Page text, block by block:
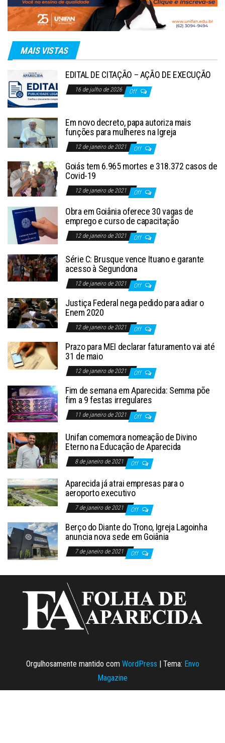
MAIS VISTAS
EDITAL DE CITAÇÃO – AÇÃO DE EXECUÇÃO
16 de julho de 2026 Off
Em novo decreto, papa autoriza mais
funções para mulheres na Igreja
12 de janeiro de 2021 Off
Goiás tem 6.965 mortes e 318.372 casos de
Covid-19
12 de janeiro de 2021 Off
Obra em Goiânia oferece 30 vagas de
emprego e curso de capacitação
12 de janeiro de 2021 Off
Série C: Brusque vence Ituano e garante
acesso à Segundona
12 de janeiro de 2021 Off
Justiça Federal nega pedido para adiar o
Enem 2020
12 de janeiro de 2021 Off
Prazo para MEI declarar faturamento vai até
31 de maio
12 de janeiro de 2021 Off
Fim de semana em Aparecida: Semma põe
fim a 9 festas irregulares
11 de janeiro de 2021 Off
Unifan comemora nomeação de Divino
Eterno na Educação de Aparecida
8 de janeiro de 2021 Off
Aparecida já atrai empresas para o
aeroporto executivo
7 de janeiro de 2021 Off
Berço do Diante do Trono, Igreja Lagoinha
anuncia nova sede em Goiânia
7 de janeiro de 2021 Off
Orgulhosamente mantido com WordPress Tema: Envo
Magazine